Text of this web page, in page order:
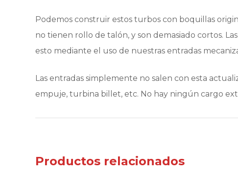
Podemos construir estos turbos con boquillas
no tienen rollo de talón, y son demasiado cortos.
esto mediante el uso de nuestras entradas
Las entradas simplemente no salen con esta
empuje, turbina billet, etc. No hay ningún cargo
Productos relacionados